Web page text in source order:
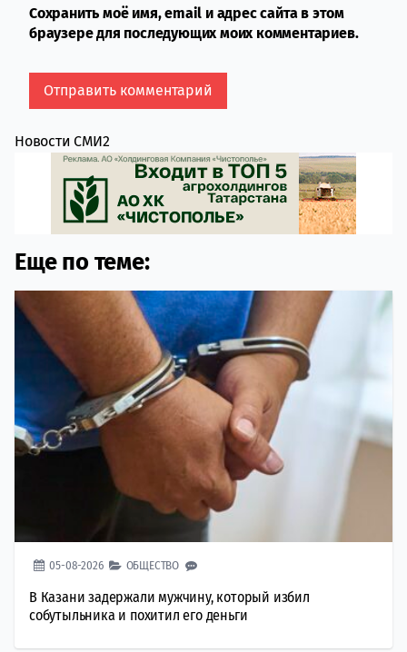
Сохранить моё имя, email и адрес сайта в этом
браузере для последующих моих комментариев.
Новости СМИ2
Еще по теме:
05-08-2026 ОБЩЕСТВО
В Казани задержали мужчину, который избил
собутыльника и похитил его деньги